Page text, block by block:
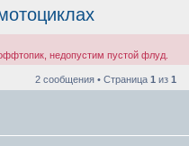
недопустим пустой флуд.
2 сообщения • Страница 1 из 1